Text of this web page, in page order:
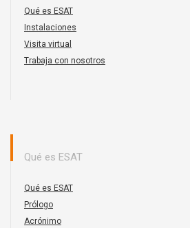
Qué es ESAT
Instalaciones
Visita virtual
Trabaja con nosotros
Qué es ESAT
Qué es ESAT
Prólogo
Acrónimo